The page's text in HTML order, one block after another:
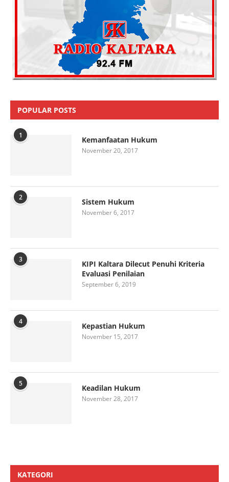
POPULAR POSTS
1 Kemanfaatan Hukum
November 20, 2017
2 Sistem Hukum
November 6, 2017
3
KIPI Kaltara Dilecut Penuhi Kriteria
Evaluasi Penilaian
September 6, 2019
4 Kepastian Hukum
November 15, 2017
5 Keadilan Hukum
November 28, 2017
KATEGORI